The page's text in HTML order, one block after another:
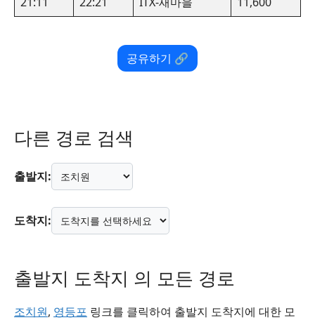
공유하기 🔗
다른 경로 검색
출발지:
도착지:
출발지 도착지 의 모든 경로
조치원, 영등포 링크를 클릭하여 출발지 도착지에 대한 모